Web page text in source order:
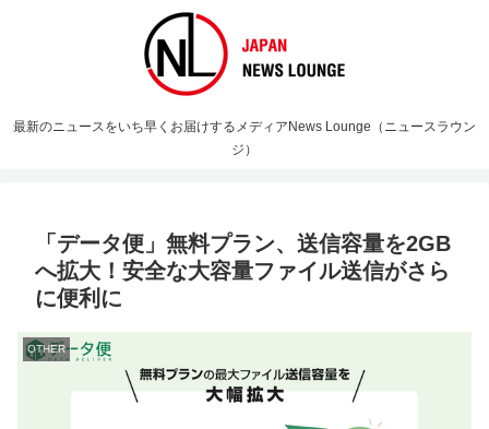
最新のニュースをいち早くお届けするメディアNews Lounge（ニュースラウン
ジ）
「データ便」無料プラン、送信容量を2GB
へ拡大！安全な大容量ファイル送信がさら
に便利に
OTHER